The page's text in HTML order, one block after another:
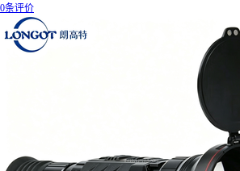
0条评价